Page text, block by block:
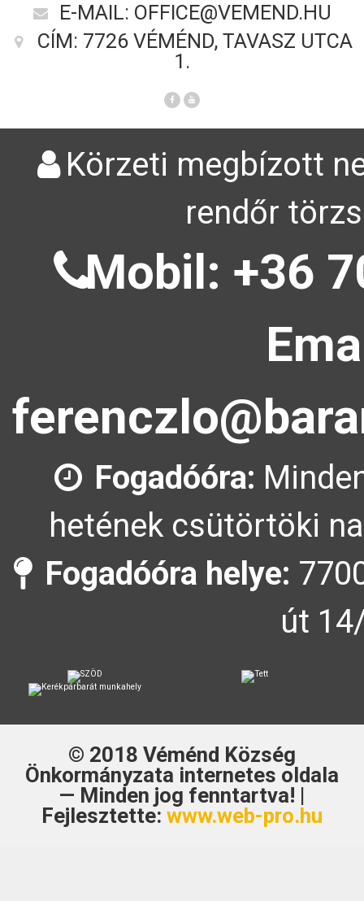
E-MAIL: OFFICE@VEMEND.HU
CÍM: 7726 VÉMÉND, TAVASZ UTCA
1.
Körzeti megbízott
rendőr
Mobil: +36
Fogadóóra:
hetének csütörtöki
Fogadóóra helye:
út
© 2018 Véménd Község
Önkormányzata internetes oldala
— Minden jog fenntartva! |
Fejlesztette: www.web-pro.hu